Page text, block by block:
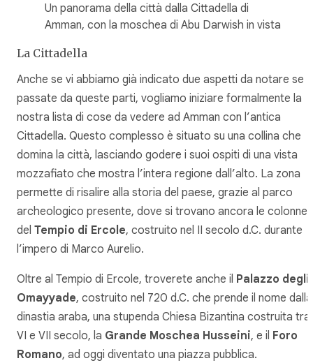
Un panorama della città dalla Cittadella di
Amman, con la moschea di Abu Darwish in vista
La Cittadella
Anche se vi abbiamo già indicato due aspetti da notare se
passate da queste parti, vogliamo iniziare formalmente la
nostra lista di cose da vedere ad Amman con l’antica
Cittadella. Questo complesso è situato su una collina che
domina la città, lasciando godere i suoi ospiti di una vista
mozzafiato che mostra l’intera regione dall’alto. La zona
permette di risalire alla storia del paese, grazie al parco
archeologico presente, dove si trovano ancora le colonne
del Tempio di Ercole, costruito nel II secolo d.C. durante
l’impero di Marco Aurelio.
Oltre al Tempio di Ercole, troverete anche il Palazzo degli
Omayyade, costruito nel 720 d.C. che prende il nome dalla
dinastia araba, una stupenda Chiesa Bizantina costruita tra
VI e VII secolo, la Grande Moschea Husseini, e il Foro
Romano, ad oggi diventato una piazza pubblica.